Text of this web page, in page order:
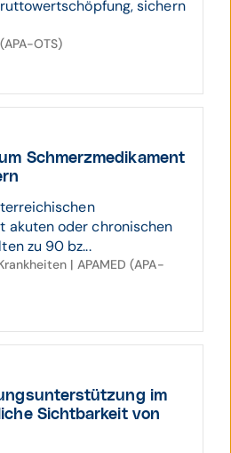
sichern
OTS)
Schmerz­medi­kament
akuten oder chronischen
zu 90 bz...
| APAMED (APA-
im
Sicht­bar­keit von